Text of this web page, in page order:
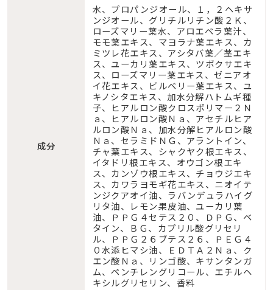
成分
水、プロパンジオール、１，２ヘキサ
ンジオール、グリチルリチン酸２Ｋ、
ローズマリー葉水、アロエベラ葉汁、
モモ葉エキス、マヨラナ葉エキス、カ
ミツレ花エキス、アシタバ葉／茎エキ
ス、ユーカリ葉エキス、ツボクサエキ
ス、ローズマリー葉エキス、ゼニアオ
イ花エキス、ビルベリー葉エキス、ユ
キノシタエキス、加水分解ハトムギ種
子、ヒアルロン酸クロスポリマー２Ｎ
ａ、ヒアルロン酸Ｎａ、アセチルヒア
ルロン酸Ｎａ、加水分解ヒアルロン酸
Ｎａ、セラミドＮＧ、アラントイン、
チャ葉エキス、シャクヤク根エキス、
イタドリ根エキス、オウゴン根エキ
ス、カンゾウ根エキス、チョウジエキ
ス、カワラヨモギ花エキス、ニオイテ
ンジクアオイ油、ラバンデュラハイグ
リタ油、レモン果皮油、ユーカリ葉
油、ＰＰＧ４セテス２０、ＤＰＧ、ベ
タイン、ＢＧ、カプリル酸グリセリ
ル、ＰＰＧ２６ブテス２６、ＰＥＧ４
０水添ヒマシ油、ＥＤＴＡ２Ｎａ、ク
エン酸Ｎａ、リンゴ酸、キサンタンガ
ム、ペンチレングリコール、エチルヘ
キシルグリセリン、香料